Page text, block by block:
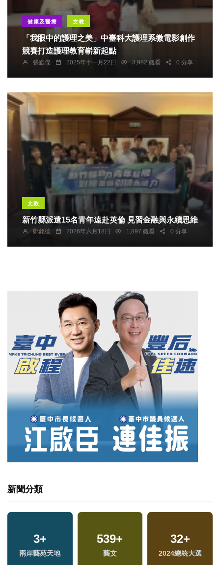
健康及醫療 文教
「我眼中的護理之美」中臺科大護理系微電影創作
競賽打造護理教育嶄新起點
張皓傑 2025年十一月22日 3,982 觀看 0 分享
文教
新竹縣派遣15名青年遠赴英倫 見習金融與永續思維
鄭銘德 2026年六月18日 1,897 觀看 0 分享
新聞分類
3+
兩岸藝苑天地
539+
藝文
32+
2024總統大選